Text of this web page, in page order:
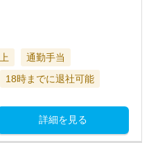
通勤手当
18時までに退社可能
詳細を見る